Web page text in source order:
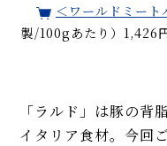
＜ワールドミート
製/100gあたり）
「ラルド」は豚の背
イタリア食材。今回